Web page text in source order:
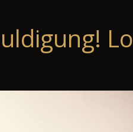
Lo